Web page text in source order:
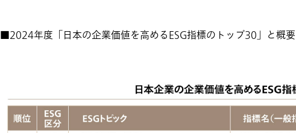
■2024年度「日本の企業価値を高めるESG指標のトップ30」と概要